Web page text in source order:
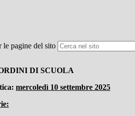
le pagine del sito
DI SCUOLA
mercoledì 10 settembre 2025